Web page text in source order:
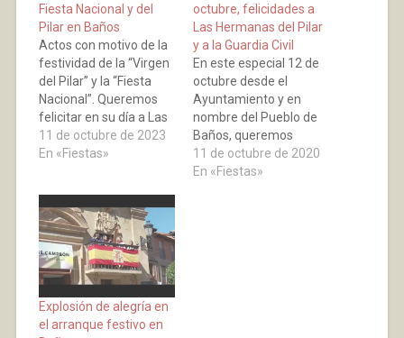
Fiesta Nacional y del
Pilar en Baños
Actos con motivo de la
festividad de la “Virgen
del Pilar” y la “Fiesta
Nacional”. Queremos
felicitar en su día a Las
Hermanas Misioneras
del Pilar y a la Guardia
11 de octubre de 2023
En «Fiestas»
octubre, felicidades a
Las Hermanas del Pilar
y a la Guardia Civil
En este especial 12 de
octubre desde el
Ayuntamiento y en
nombre del Pueblo de
Baños, queremos
felicitar en su día a Las
Hermanas Misioneras
11 de octubre de 2020
En «Fiestas»
Explosión de alegría en
el arranque festivo en